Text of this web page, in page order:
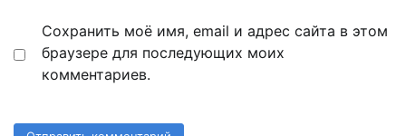
Сохранить моё имя, email и адрес сайта в этом
браузере для последующих моих
комментариев.